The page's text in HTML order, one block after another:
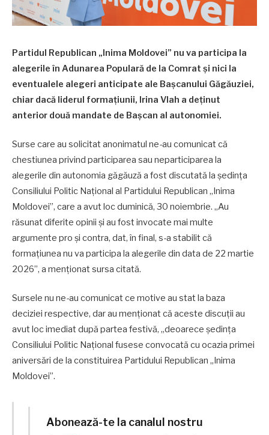
Partidul Republican „Inima Moldovei” nu va participa la
alegerile în Adunarea Populară de la Comrat şi nici la
eventualele alegeri anticipate ale Başcanului Găgăuziei,
chiar dacă liderul formaţiunii, Irina Vlah a deţinut
anterior două mandate de Başcan al autonomiei.
Surse care au solicitat anonimatul ne-au comunicat că
chestiunea privind participarea sau neparticiparea la
alegerile din autonomia găgăuză a fost discutată la şedinţa
Consiliului Politic Naţional al Partidului Republican „Inima
Moldovei”, care a avut loc duminică, 30 noiembrie. „Au
răsunat diferite opinii şi au fost invocate mai multe
argumente pro şi contra, dat, în final, s-a stabilit că
formaţiunea nu va participa la alegerile din data de 22 martie
2026”, a menţionat sursa citată.
Sursele nu ne-au comunicat ce motive au stat la baza
deciziei respective, dar au menţionat că aceste discuţii au
avut loc imediat după partea festivă, „deoarece şedinţa
Consiliului Politic Naţional fusese convocată cu ocazia primei
aniversări de la constituirea Partidului Republican „Inima
Moldovei”.
Abonează-te la canalul nostru